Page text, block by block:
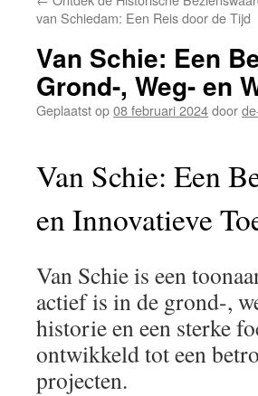
inhoud
van Schiedam: Een Reis door de Tijd
Van Schie: Een
Grond-, Weg- en
Geplaatst op08 februari 2024door
Van Schie: Een
en Innovatieve
Van Schie is een
actief is in de grond-,
historie en een sterke
ontwikkeld tot een
projecten.